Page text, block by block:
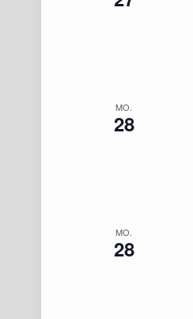
MO.
28
MO.
28